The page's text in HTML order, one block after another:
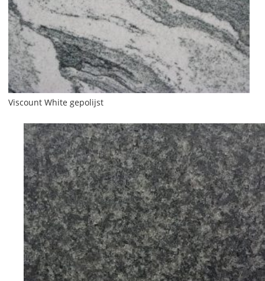
Viscount White gepolijst